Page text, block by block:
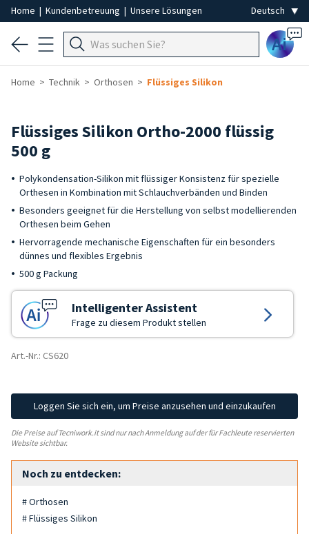
Home | Kundenbetreuung | Unsere Lösungen
Ai
Home Technik Orthosen Flüssiges Silikon
Flüssiges Silikon Ortho-2000 flüssig
500 g
Polykondensation-Silikon mit flüssiger Konsistenz für spezielle
Orthesen in Kombination mit Schlauchverbänden und Binden
Besonders geeignet für die Herstellung von selbst modellierenden
Orthesen beim Gehen
Hervorragende mechanische Eigenschaften für ein besonders
dünnes und flexibles Ergebnis
500 g Packung
Intelligenter Assistent
Frage zu diesem Produkt stellen
Art.-Nr.: CS620
Loggen Sie sich ein, um Preise anzusehen und einzukaufen
Die Preise auf Tecniwork.it sind nur nach Anmeldung auf der für Fachleute reservierten
Website sichtbar.
Noch zu entdecken:
# Orthosen
# Flüssiges Silikon